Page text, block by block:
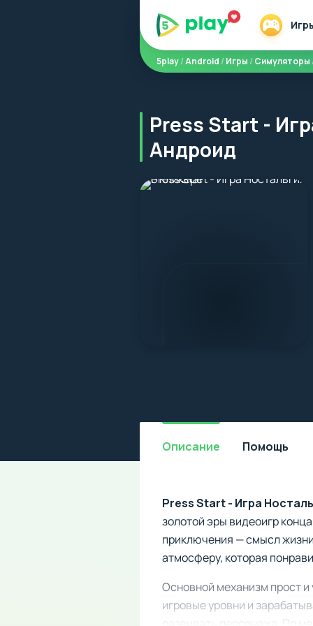
5play/Android /Игры /Симуляторы
Press Start -
Андроид
Описание Помощь
Press Start - Игра
золотой эры видеоигр
приключения — смысл
атмосферу, которая
Основной механизм прост
игровые уровни и